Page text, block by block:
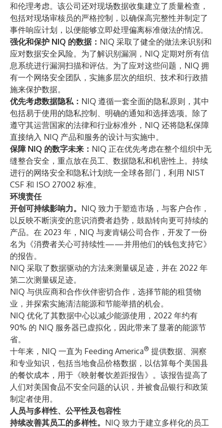
和伦理考虑。该公司还对现场数据收集建立了质量检查，
包括对现场审核员的严格控制，以确保高完整性并制定了
事件响应计划，以便能够立即处理偏离标准做法的情况。
强化和保护 NIQ 的数据： NIQ 采取了健全的做法来识别和
应对数据安全风险。为了解识别漏洞，NIQ 定期对所有信
息系统进行漏洞扫描和评估。为了应对这些问题，NIQ 拥
有一个网络安全团队，实施多层次的组织、技术和行政措
施来保护数据。
优先考虑数据隐私： NIQ 遵循一套全面的隐私原则，其中
包括易于使用的隐私控制、明确的通知和选择选项。除了
遵守其运营国家的法律和行业标准外，NIQ 还将隐私保障
直接纳入 NIQ 产品和服务的设计与实施中。
保障 NIQ 的数字未来： NIQ 正在优先考虑在整个组织中无
缝整合安全，重点放在员工、数据隐私和机密性上。持续
进行的网络安全和隐私计划统一全球各部门，利用 NIST
CSF 和 ISO 27002 标准。
环境责任
开创可持续影响力。 NIQ 致力于塑造市场，与客户合作，
以反映不断演变的意识消费者趋势，鼓励转向更可持续的
产品。在 2023 年，NIQ 与麦肯锡公司合作，开发了一份
名为《消费者关心可持续性——并用他们的钱包支持它》
的报告。
NIQ 采取了数据驱动的方法来测量碳足迹，并在 2022 年
第二次测量碳足迹。
NIQ 与供应商和合作伙伴密切合作，选择节能的租赁物
业，并探索实施清洁能源和节能举措的机会。
NIQ 优化了其数据中心以减少能源使用，2022 年约有
90% 的 NIQ 服务器已虚拟化，因此带来了显著的能源节
省。
十年来，NIQ 一直为 Feeding America® 提供数据、洞察
和专业知识，包括当地食品价格数据，以估算每个美国县
的餐饮成本，用于《映射餐饮差距报告》。该报告提高了
人们对美国食品不安全问题的认识，并被食品银行和政策
制定者使用。
人员与多样性、公平性及包容性
持续改善其员工的多样性。 NIQ 致力于建立多样化的员工